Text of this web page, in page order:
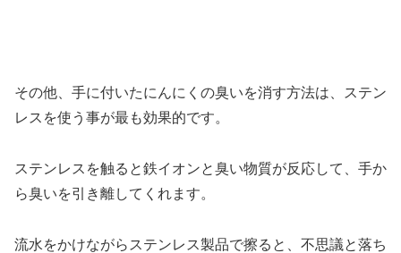
その他、手に付いたにんにくの臭いを消す方法は、ステン
レスを使う事が最も効果的です。
ステンレスを触ると鉄イオンと臭い物質が反応して、手か
ら臭いを引き離してくれます。
流水をかけながらステンレス製品で擦ると、不思議と落ち